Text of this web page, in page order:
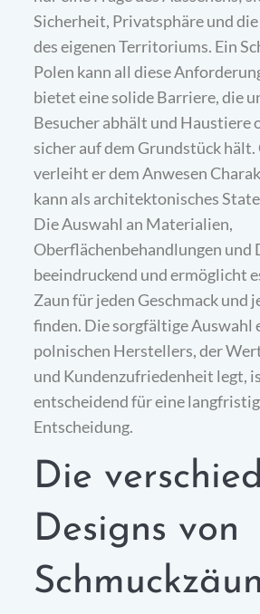
Sicherheit, Privatsphäre und
des eigenen Territoriums. Ein
Polen kann all diese
bietet eine solide Barriere, die
Besucher abhält und Haustiere
sicher auf dem Grundstück
verleiht er dem Anwesen
kann als architektonisches
Die Auswahl an Materialien,
Oberflächenbehandlungen und
beeindruckend und ermöglicht
Zaun für jeden Geschmack und
finden. Die sorgfältige Auswahl
polnischen Herstellers, der
und Kundenzufriedenheit legt,
entscheidend für eine
Entscheidung.
Die
Designs von